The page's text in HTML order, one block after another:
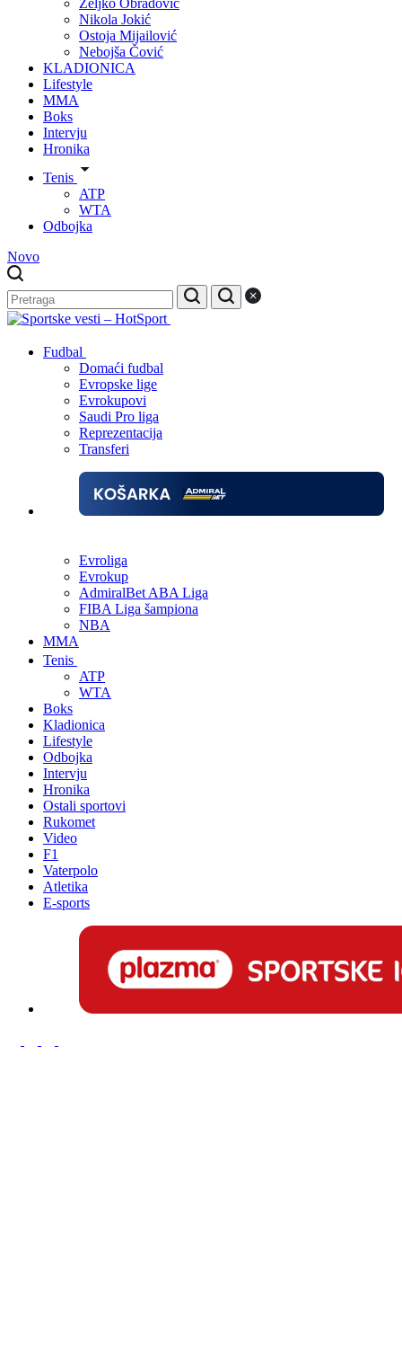
Željko Obradović
Nikola Jokić
Ostoja Mijailović
Nebojša Čović
KLADIONICA
Lifestyle
MMA
Boks
Intervju
Hronika
Tenis
ATP
WTA
Odbojka
Novo
Fudbal
Domaći fudbal
Evropske lige
Evrokupovi
Saudi Pro liga
Reprezentacija
Transferi
Evroliga
Evrokup
AdmiralBet ABA Liga
FIBA Liga šampiona
NBA
MMA
Tenis
ATP
WTA
Boks
Kladionica
Lifestyle
Odbojka
Intervju
Hronika
Ostali sportovi
Rukomet
Video
F1
Vaterpolo
Atletika
E-sports